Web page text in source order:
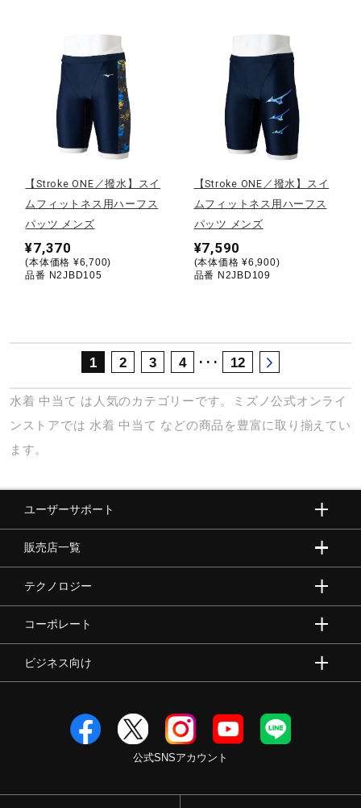
その他
サポート
直営店一覧
取扱店一覧
【Stroke ONE／撥水】スイ
ムフィットネス用ハーフス
パッツ メンズ
¥7,370
(本体価格 ¥6,700)
品番 N2JBD105
【Stroke ONE／撥水】スイ
ムフィットネス用ハーフス
パッツ メンズ
¥7,590
(本体価格 ¥6,900)
品番 N2JBD109
1 2 3 4 ･･･ 12
水着 中当て は人気のカテゴリーです。ミズノ公式オンライ
ンストアでは 水着 中当て などの商品を豊富に取り揃えてい
ます。
ユーザーサポート
販売店一覧
テクノロジー
コーポレート
ビジネス向け
公式SNSアカウント